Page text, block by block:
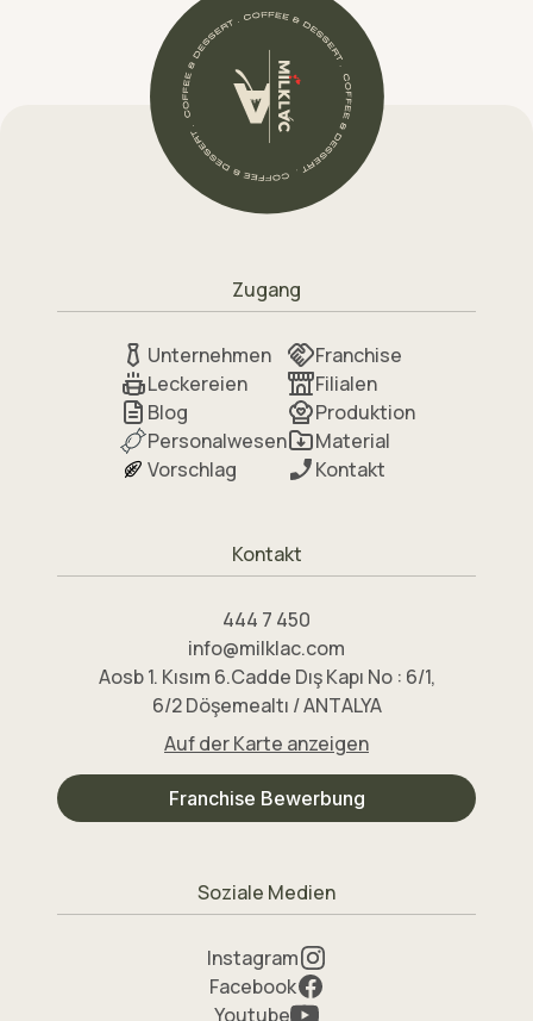
Zugang
Unternehmen
Leckereien
Blog
Personalwesen
Vorschlag
Franchise
Filialen
Produktion
Material
Kontakt
Kontakt
444 7 450
info@milklac.com
Aosb 1. Kısım 6.Cadde Dış Kapı No : 6/1,
6/2 Döşemealtı / ANTALYA
Auf der Karte anzeigen
Franchise Bewerbung
Soziale Medien
Instagram
Facebook
Youtube